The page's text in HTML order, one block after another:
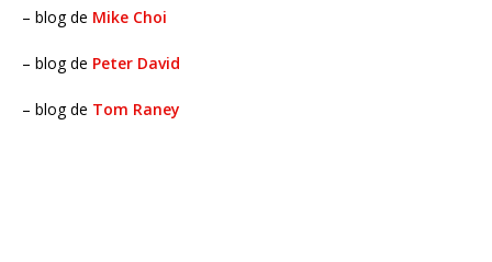
– blog de Mike Choi
– blog de Peter David
– blog de Tom Raney